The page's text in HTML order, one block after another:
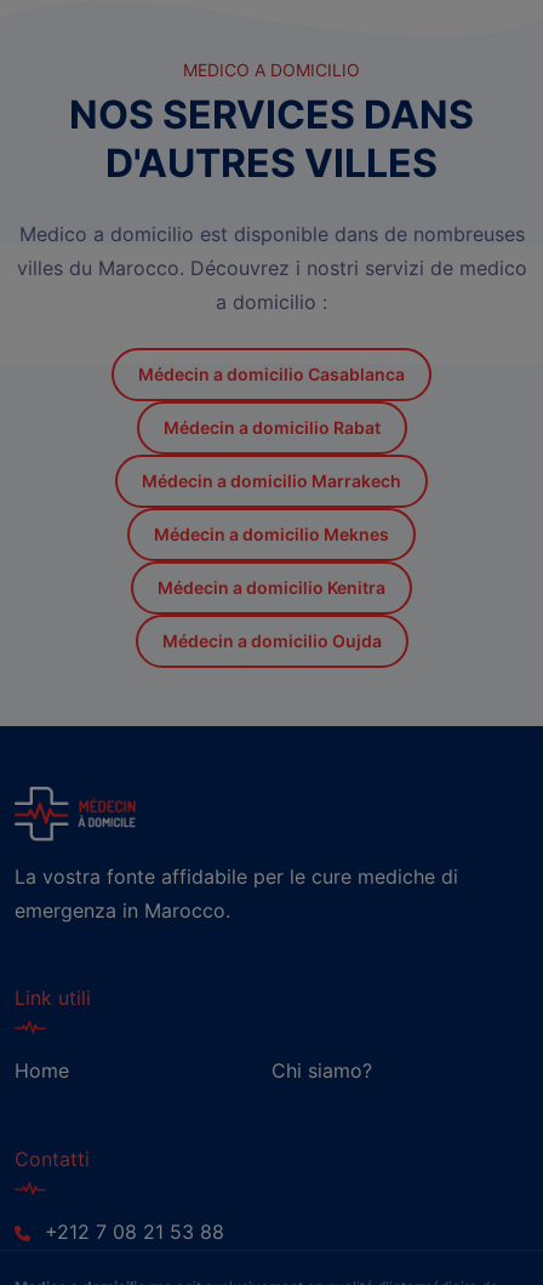
MEDICO A DOMICILIO
NOS SERVICES DANS
D'AUTRES VILLES
Medico a domicilio est disponible dans de nombreuses
villes du Marocco. Découvrez i nostri servizi de medico
a domicilio :
Médecin a domicilio Casablanca
Médecin a domicilio Rabat
Médecin a domicilio Marrakech
Médecin a domicilio Meknes
Médecin a domicilio Kenitra
Médecin a domicilio Oujda
La vostra fonte affidabile per le cure mediche di
emergenza in Marocco.
Link utili
Home Chi siamo?
Contatti
+212 7 08 21 53 88